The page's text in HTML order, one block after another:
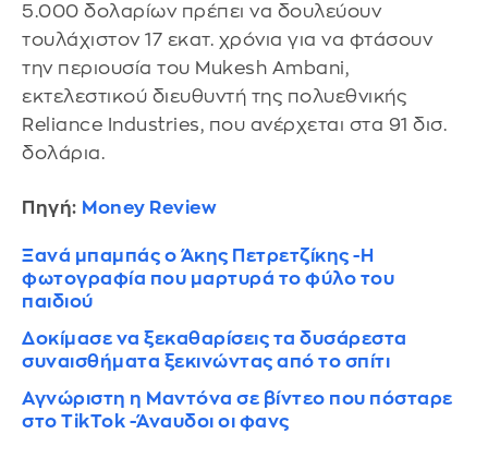
5.000 δολαρίων πρέπει να δουλεύουν
τουλάχιστον 17 εκατ. χρόνια για να φτάσουν
την περιουσία του Mukesh Ambani,
εκτελεστικού διευθυντή της πολυεθνικής
Reliance Industries, που ανέρχεται στα 91 δισ.
δολάρια.
Πηγή: Money Review
Ξανά μπαμπάς ο Άκης Πετρετζίκης -Η
φωτογραφία που μαρτυρά το φύλο του
παιδιού
Δοκίμασε να ξεκαθαρίσεις τα δυσάρεστα
συναισθήματα ξεκινώντας από το σπίτι
Αγνώριστη η Μαντόνα σε βίντεο που πόσταρε
στο TikTok -Άναυδοι οι φανς